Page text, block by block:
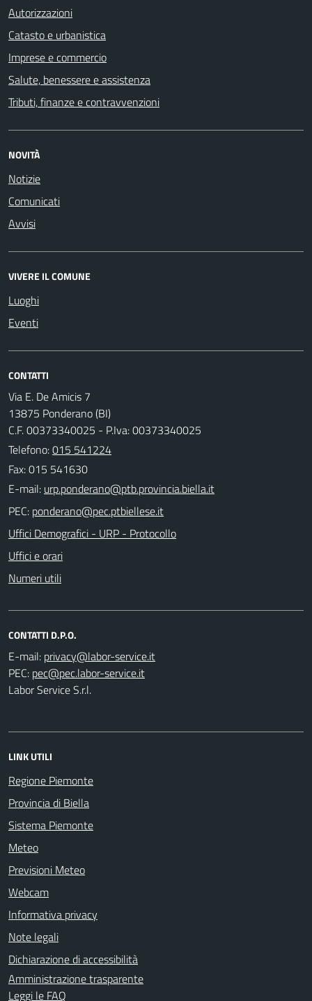
Autorizzazioni
Catasto e urbanistica
Imprese e commercio
Salute, benessere e assistenza
Tributi, finanze e contravvenzioni
NOVITÀ
Notizie
Comunicati
Avvisi
VIVERE IL COMUNE
Luoghi
Eventi
CONTATTI
Via E. De Amicis 7
13875 Ponderano (BI)
C.F. 00373340025 - P.Iva: 00373340025
Telefono:015 541224
Fax: 015 541630
E-mail:
PEC:
Uffici Demografici - URP - Protocollo
Uffici e orari
Numeri utili
CONTATTI D.P.O.
E-mail:
PEC:
Labor Service S.r.l.
LINK UTILI
Regione Piemonte
Provincia di Biella
Sistema Piemonte
Meteo
Previsioni Meteo
Webcam
Informativa privacy
Note legali
Dichiarazione di accessibilità
Amministrazione trasparente
Leggi le FAQ